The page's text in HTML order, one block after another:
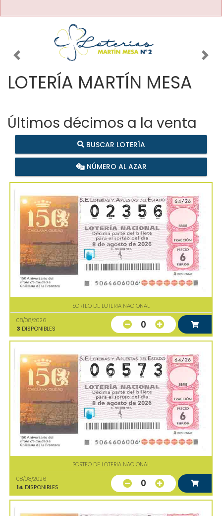
Imagen anterior
LOTERÍA MARTÍN MESA
Últimos décimos a la venta
BUSCAR LOTERÍA
NÚMERO AL AZAR
SORTEO DE LOTERIA NACIONAL
08/08/2026
3 DISPONIBLES 0
SORTEO DE LOTERIA NACIONAL
08/08/2026
14 DISPONIBLES 0